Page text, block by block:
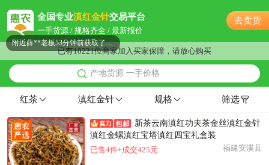
全国专业滇红金针交易平台
一手货源 / 规格齐全 / 最新报价
去卖货
已有10221位商家加入买家保障，请放心购买
产地货源 一手价格
石家庄市吕**老板43分钟前看了商品
石家庄市柳**老板54分钟前获取了报价
附近汪**老板42分钟前成功采购
附近杨**老板13小时前询价供应商
附近卢**老板51分钟前询价供应商
石家庄市程**老板27分钟前获取了报价
石家庄市许**老板1小时前成功采购
附近文**老板27分钟前看了商品
红茶 滇红金针 规格 筛选
新茶云南滇红功夫茶金丝滇红金针
滇红金螺滇红宝塔滇红四宝礼盒装
已售4件+成交425元
福建安溪县